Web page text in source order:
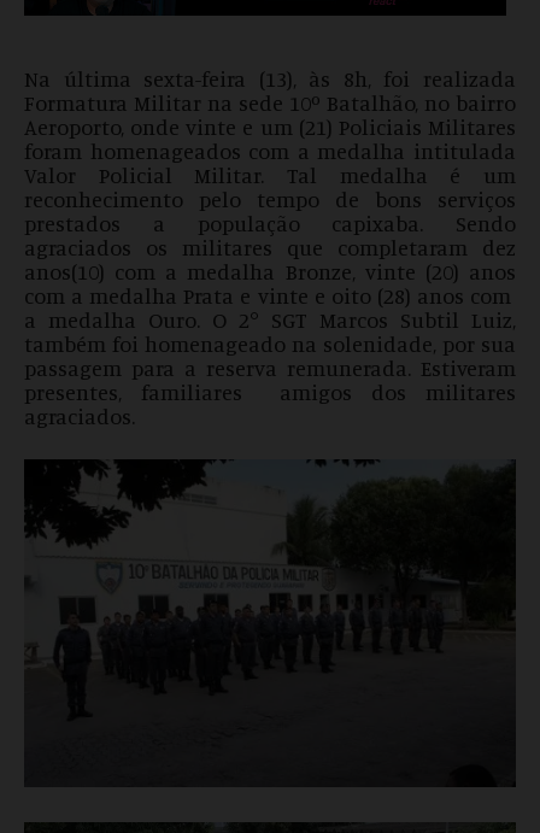
Na última sexta-feira (13), às 8h, foi realizada
Formatura Militar na sede 10º Batalhão, no bairro
Aeroporto, onde vinte e um (21) Policiais Militares
foram homenageados com a medalha intitulada
Valor Policial Militar. Tal medalha é um
reconhecimento pelo tempo de bons serviços
prestados a população capixaba. Sendo
agraciados os militares que completaram dez
anos(10) com a medalha Bronze, vinte (20) anos
com a medalha Prata e vinte e oito (28) anos com
a medalha Ouro. O 2° SGT Marcos Subtil Luiz,
também foi homenageado na solenidade, por sua
passagem para a reserva remunerada. Estiveram
presentes, familiares amigos dos militares
agraciados.